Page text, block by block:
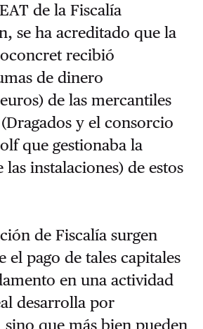
de la Fiscalía
se ha acreditado que la
recibió
de dinero
de las mercantiles
y el consorcio
que gestionaba la
instalaciones) de estos
de Fiscalía surgen
el pago de tales capitales
en una actividad
desarrolla por
que más bien pueden